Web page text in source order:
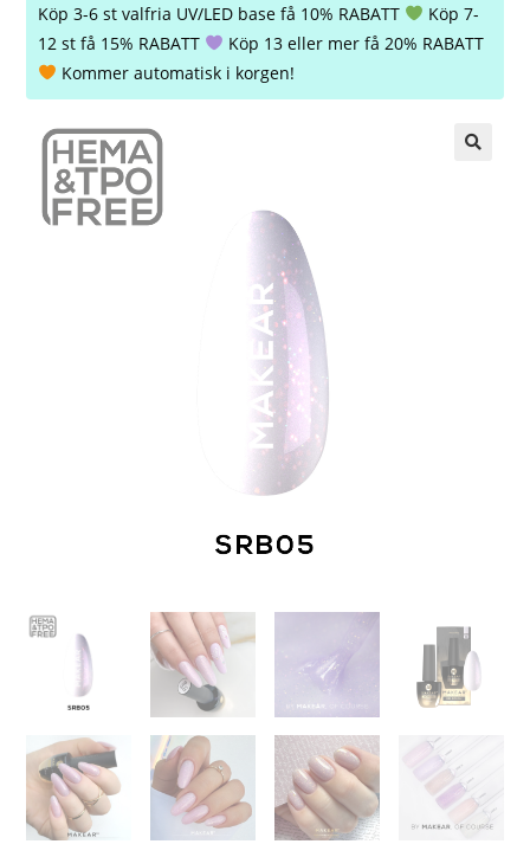
Köp 3-6 st valfria UV/LED base få 10% RABATT
Köp 7-
12 st få 15% RABATT
Köp 13 eller mer få 20% RABATT
Kommer automatisk i korgen!